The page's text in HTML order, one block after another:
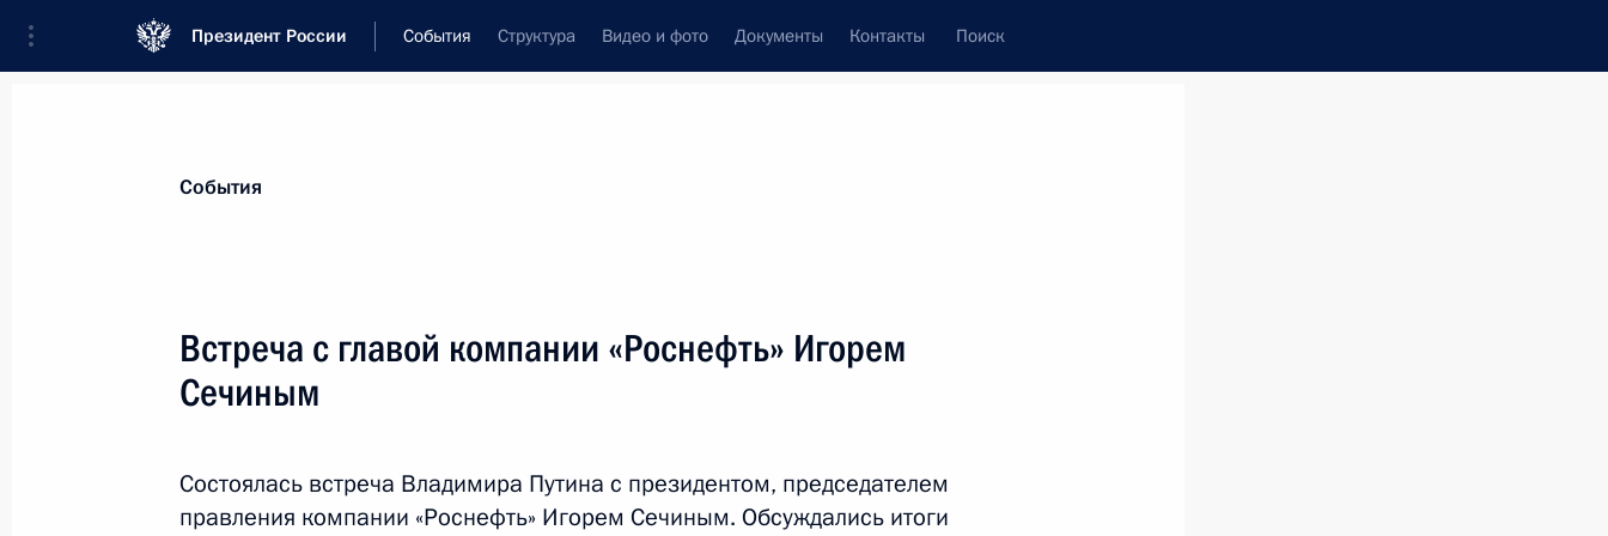
Президент России События Структура Видео и фото Документы Контакты Поиск
Новости
Встреча с членами Правительства
События
Встреча с главой компании «Роснефть» Игорем
Сечиным
Состоялась встреча Владимира Путина с президентом, председателем
правления компании «Роснефть» Игорем Сечиным. Обсуждались итоги